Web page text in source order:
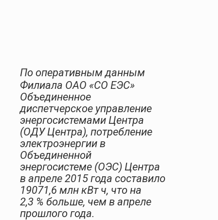
По оперативным данным
Филиала ОАО «СО ЕЭС»
Объединенное
диспетчерское управление
энергосистемами Центра
(ОДУ Центра), потребление
электроэнергии в
Объединенной
энергосистеме (ОЭС) Центра
в апреле 2015 года составило
19071,6 млн кВт ч, что на
2,3 % больше, чем в апреле
прошлого года.